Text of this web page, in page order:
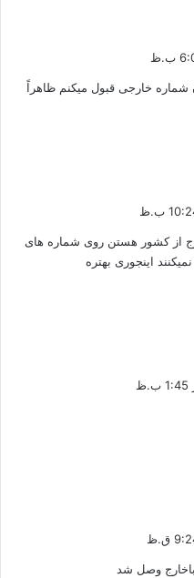
شماره خارجی قبول میکنم ظاهراً
از کشور هستن روی شماره های
اینجوری بهتره